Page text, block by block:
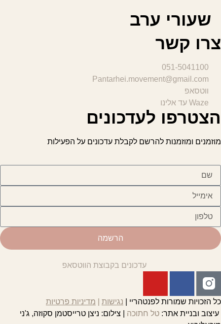
שעורי ערב
צרו קשר
051-5041100
Pantarhei.movement@gmail.com
ווטסאפ
Waze עד אלינו
הצטרפו לעדכונים
מוזמנים ומוזמנות להרשם לקבלת עדכונים על הפעילות
הרשמה
עדכונים בקבוצת הווטסאפ
כל הזכויות שמורות לפנטהריי | נגישות
מדיניות פרטיות
עיצוב ובניית אתר: טל חתוכה | צילום: ניצן טרייסטמן סקוזה, ג'ני